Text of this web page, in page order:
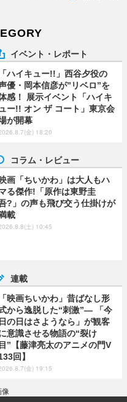
イベント・レポート
「ハイキュー!!」西谷夕役の
優・岡本信彦が”リベロ”を
感！ 展示イベント「ハイキ
ュー!! オン ザ コート」東京会
が開幕
金) 18:20
コラム・レビュー
画「ちいかわ」は大人もハ
る傑作!「原作は東野圭
?」の声も飛び交う仕掛けが
載
土) 10:45
連載
「映画ちいかわ」昔ばなし形
から逸脱した“刺激”― 「今
日の日はさようなら」が観客
意識させる物語の“裂け
目”【藤津亮太のアニメの門V
回】
金) 19:15
像